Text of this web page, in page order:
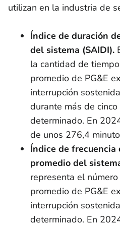
utilizan en la industria de
Índice de duración
del sistema (SAIDI).
la cantidad de
promedio de PG&E
interrupción
durante más de
determinado. En
de unos 276,4
Índice de
promedio del
representa el
promedio de PG&E
interrupción
determinado. En